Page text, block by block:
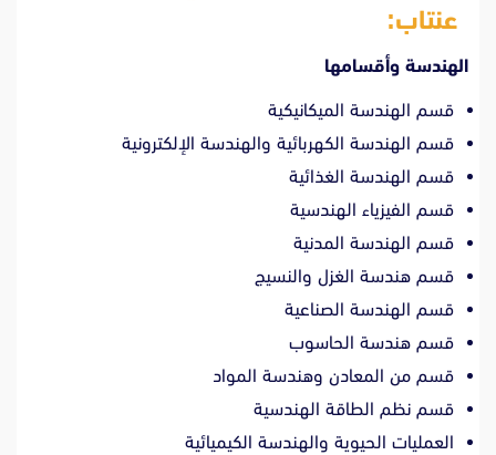
عنتاب:
الهندسة وأقسامها
قسم الهندسة الميكانيكية
قسم الهندسة الكهربائية والهندسة الإلكترونية
قسم الهندسة الغذائية
قسم الفيزياء الهندسية
قسم الهندسة المدنية
قسم هندسة الغزل والنسيج
قسم الهندسة الصناعية
قسم هندسة الحاسوب
قسم من المعادن وهندسة المواد
قسم نظم الطاقة الهندسية
العمليات الحيوية والهندسة الكيميائية